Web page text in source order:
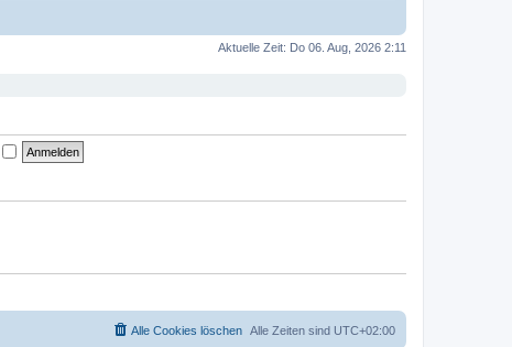
Aktuelle Zeit: Do 06. Aug, 2026 2:11
Alle Zeiten sind UTC+02:00
Alle Cookies löschen